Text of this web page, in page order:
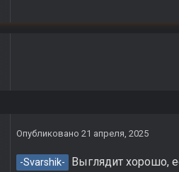
Опубликовано 21 апреля, 2025
-Svarshik-
Выглядит хорошо,